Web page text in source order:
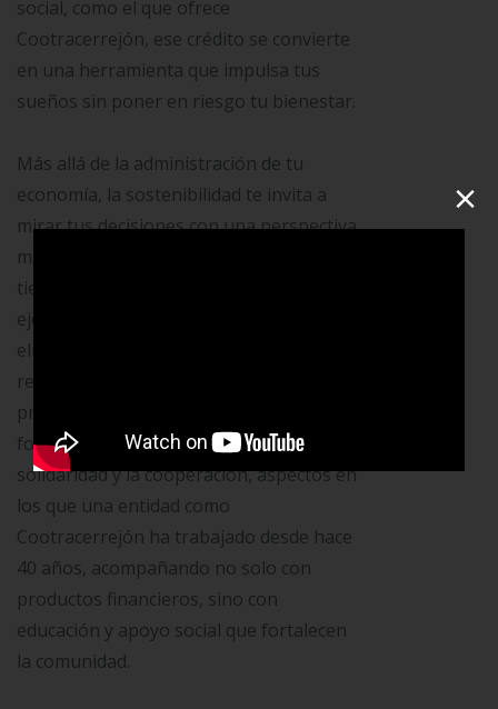
social, como el que ofrece
Cootracerrejón, ese crédito se convierte
en una herramienta que impulsa tus
sueños sin poner en riesgo tu bienestar.
Más allá de la administración de tu
economía, la sostenibilidad te invita a
mirar tus decisiones con una perspectiva
más amplia, pensando en el impacto que
tienen en tu entorno y comunidad. Por
ejemplo, al consumir con conciencia,
eliges productos y servicios que
respetan el medio ambiente y
promueven el desarrollo local. También
fomentas relaciones basadas en la
solidaridad y la cooperación, aspectos en
los que una entidad como
Cootracerrejón ha trabajado desde hace
40 años, acompañando no solo con
productos financieros, sino con
educación y apoyo social que fortalecen
la comunidad.
×